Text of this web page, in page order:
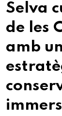
Selva
de les
amb